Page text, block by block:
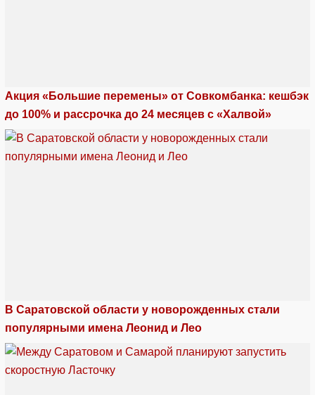
Акция «Большие перемены» от Совкомбанка: кешбэк
до 100% и рассрочка до 24 месяцев с «Халвой»
В Саратовской области у новорожденных стали
популярными имена Леонид и Лео